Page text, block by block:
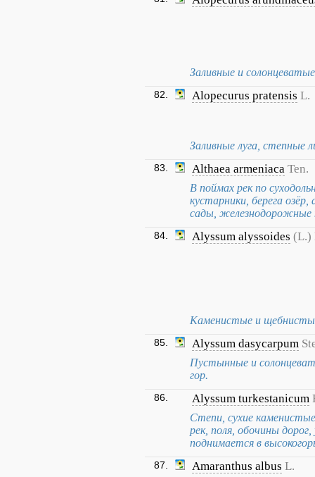
Заливные и
82. Alopecurus pratensis L.
Заливные луга, степные
83. Althaea armeniaca Ten.
В поймах рек по
кустарники, берега
сады, железнодорожные
84. Alyssum alyssoides (L.)
Каменистые и
85. Alyssum dasycarpum
Пустынные и
гор.
86. Alyssum turkestanicum
Степи, сухие
рек, поля, обочины
поднимается в
87. Amaranthus albus L.